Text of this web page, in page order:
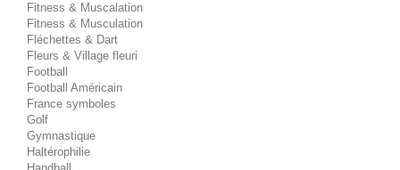
Fitness & Muscalation
Fitness & Musculation
Fléchettes & Dart
Fleurs & Village fleuri
Football
Football Américain
France symboles
Golf
Gymnastique
Haltérophilie